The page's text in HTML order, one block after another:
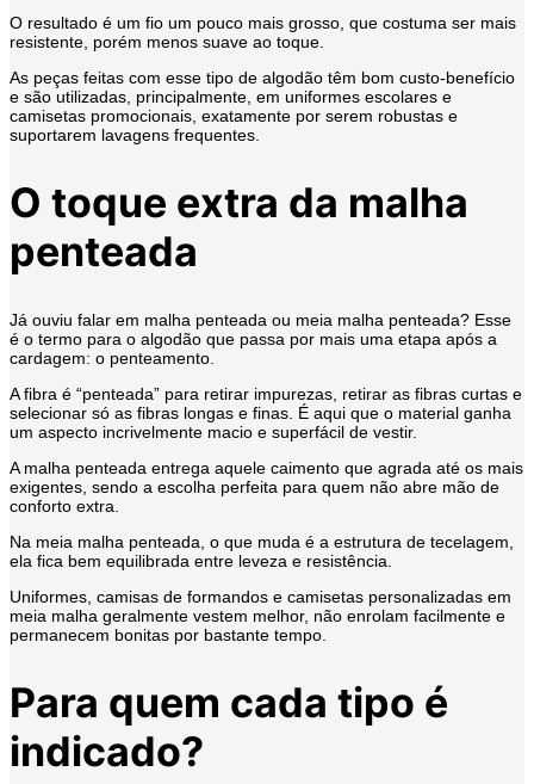
O resultado é um fio um pouco mais grosso, que costuma ser mais
resistente, porém menos suave ao toque.
As peças feitas com esse tipo de algodão têm bom custo-benefício
e são utilizadas, principalmente, em uniformes escolares e
camisetas promocionais, exatamente por serem robustas e
suportarem lavagens frequentes.
O toque extra da malha
penteada
Já ouviu falar em malha penteada ou meia malha penteada? Esse
é o termo para o algodão que passa por mais uma etapa após a
cardagem: o penteamento.
A fibra é “penteada” para retirar impurezas, retirar as fibras curtas e
selecionar só as fibras longas e finas. É aqui que o material ganha
um aspecto incrivelmente macio e superfácil de vestir.
A malha penteada entrega aquele caimento que agrada até os mais
exigentes, sendo a escolha perfeita para quem não abre mão de
conforto extra.
Na meia malha penteada, o que muda é a estrutura de tecelagem,
ela fica bem equilibrada entre leveza e resistência.
Uniformes, camisas de formandos e camisetas personalizadas em
meia malha geralmente vestem melhor, não enrolam facilmente e
permanecem bonitas por bastante tempo.
Para quem cada tipo é
indicado?